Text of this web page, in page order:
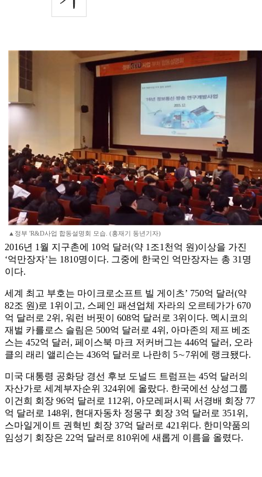
▲정부 'R&D사업 합동설명회 모습. (홍재기 동년기자)
2016년 1월 지구촌에 10억 달러(약 1조1천억 원)이상을 가진
‘억만장자’는 1810명이다. 그중에 한국인 억만장자는 총 31명
이다.
세계 최고 부호는 마이크로소프트 빌 게이츠’ 750억 달러(약
82조 원)로 1위이고, 스페인 패션업체 자라의 오르테가가 670
억 달러로 2위, 워런 버핏이 608억 달러로 3위이다. 멕시코의
재벌 카를로스 슬림은 500억 달러로 4위, 아마존의 제프 베조
스는 452억 달러, 페이스북 마크 저커버그는 446억 달러, 오라
클의 래리 앨리슨는 436억 달러로 나란히 5∼7위에 랭크됐다.
미국 대통령 공화당 경선 후보 도널드 트럼프는 45억 달러의
자산가로 세계부자순위 324위에 올랐다. 한국에선 상성그룹
이건희 회장 96억 달러로 112위, 아모레퍼시픽 서경배 회장 77
억 달러로 148위, 현대자동차 정몽구 회장 3억 달러로 351위,
스마일게이트 권혁빈 회장 37억 달러로 421위다. 한미약품의
임성기 회장은 22억 달러로 810위에 새롭게 이름을 올렸다.